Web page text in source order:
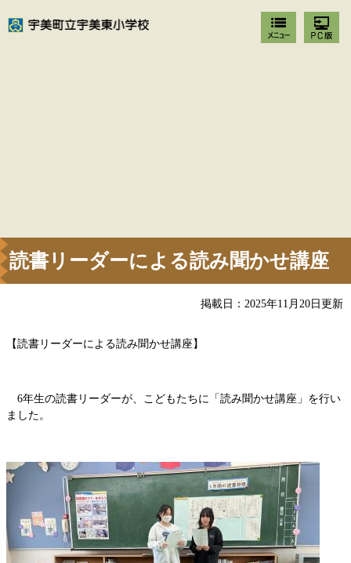
読書リーダーによる読み聞かせ講座
掲載日：2025年11月20日更新
【読書リーダーによる読み聞かせ講座】
6年生の読書リーダーが、こどもたちに「読み聞かせ講座」を行い
ました。